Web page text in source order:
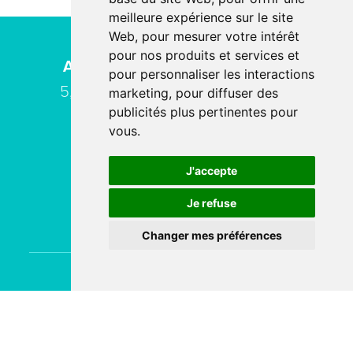
meilleure expérience sur le site
Web, pour mesurer votre intérêt
pour nos produits et services et
pour personnaliser les interactions
marketing, pour diffuser des
publicités plus pertinentes pour
vous.
J'accepte
Je refuse
Changer mes préférences
ACN SERVICE - Siège MEYZIEU
5, avenue Lionel TERRAY - 69330
MEYZIEU -Plan d'accès
04 78 80 40 91
contact
acn-service.com